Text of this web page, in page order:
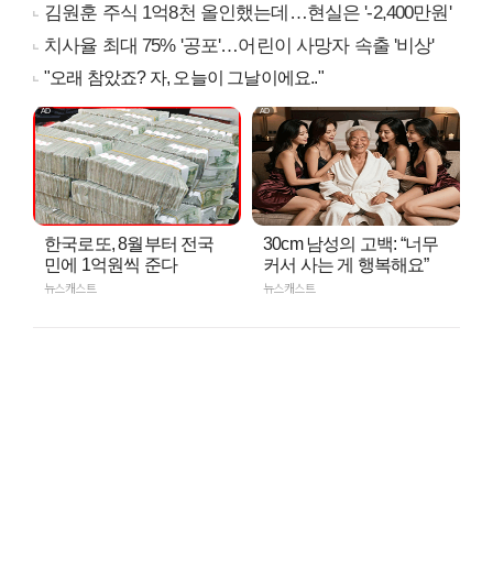
김원훈 주식 1억8천 올인했는데…현실은 '-2,400만원'
치사율 최대 75% '공포'…어린이 사망자 속출 '비상'
"오래 참았죠? 자, 오늘이 그날이에요.."
한국로또, 8월부터 전국
민에 1억원씩 준다
뉴스캐스트
30cm 남성의 고백: “너무
커서 사는 게 행복해요”
뉴스캐스트